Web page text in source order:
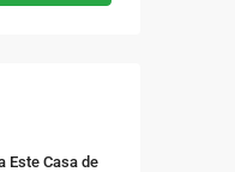
Este Casa de